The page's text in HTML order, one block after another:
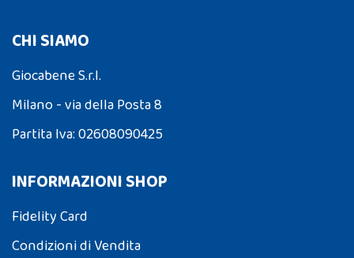
CHI SIAMO
Giocabene S.r.l.
Milano - via della Posta 8
Partita Iva: 02608090425
INFORMAZIONI SHOP
Fidelity Card
Condizioni di Vendita